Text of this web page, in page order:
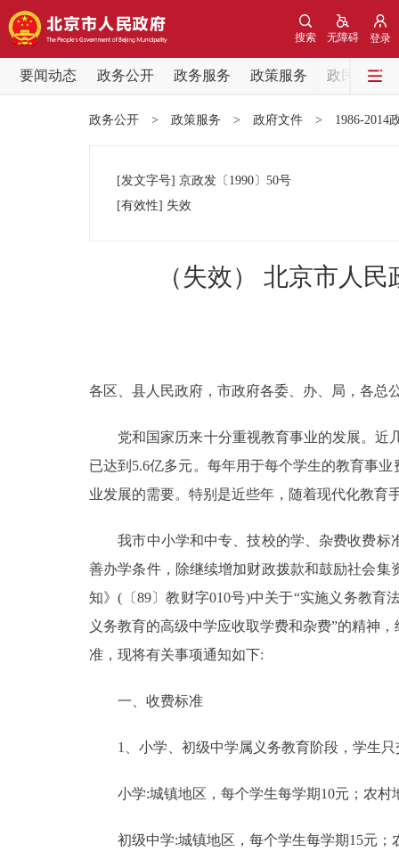
登录
无障碍
搜索
要闻动态 政务公开 政务服务 政策服务
政民互动
党中央精神
政策兑现
决策公开
政务服务
个人服务
便民服务
参与调查
政务公开 > 政策服务 > 政府文件 > 1986-2014
[发文字号] 京政发 〔1990〕 50号
[有效性] 失效
（失效） 北京市人
各区、县人民政府，市政府各委、办、局，各总
党和国家历来十分重视教育事业的发展。近几
已达到5.6亿多元。每年用于每个学生的教育事
业发展的需要。特别是近些年，随着现代化教育
我市中小学和中专、技校的学、杂费收费标
善办学条件，除继续增加财政拨款和鼓励社会
知》(〔89〕教财字010号)中关于“实施义务教
义务教育的高级中学应收取学费和杂费”的精神
准，现将有关事项通知如下:
一、收费标准
1、小学、初级中学属义务教育阶段，学生只
小学:城镇地区，每个学生每学期10元；农村
初级中学:城镇地区，每个学生每学期15元；